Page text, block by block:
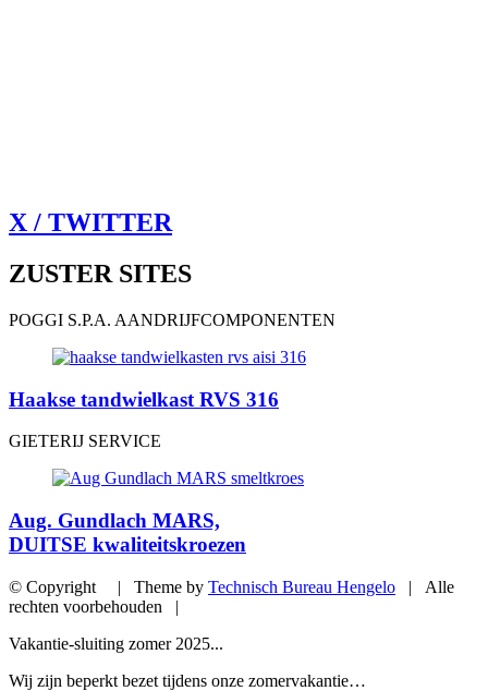
X / TWITTER
ZUSTER SITES
POGGI S.P.A. AANDRIJFCOMPONENTEN
Haakse tandwielkast RVS 316
GIETERIJ SERVICE
Aug. Gundlach MARS,
DUITSE kwaliteitskroezen
© Copyright | Theme by Technisch Bureau Hengelo | Alle
rechten voorbehouden |
Vakantie-sluiting zomer 2025...
Wij zijn beperkt bezet tijdens onze zomervakantie…